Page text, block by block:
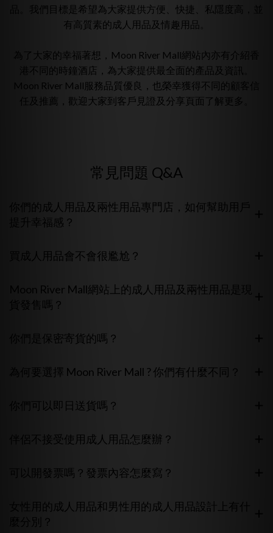
品。我們目標是希望為大家提供方便、快捷、私隱度高，並
有高質素的成人用品及情趣用品。
為了大家的幸福著想，Moon River Mall網站內亦有介紹香
港不同的時鐘酒店，為大家提供最全面的產品及資訊。
Moon River Mall服務品質優良，也榮幸獲得不同的顧客信
任及推薦，歡迎大家到客戶見證及分享頁面了解更多。
常見問題 Q&A
你們的成人用品及兩性用品專門店，如何幫助用戶
提升幸福感？
買成人用品會不會很尷尬？
Moon River Mall網站上的成人用品及兩性用品是現
貨發售嗎？
你們是保密寄貨的嗎？
為何要選擇 Moon River Mall ? 你們有什麼不同？
你們可以即日送貨嗎？
伴侶不接受使用成人用品怎麼辦？
可以開發票嗎？發票內容怎麼寫？
女性用的成人用品和男性用的成人用品設計上有什
麼分別？